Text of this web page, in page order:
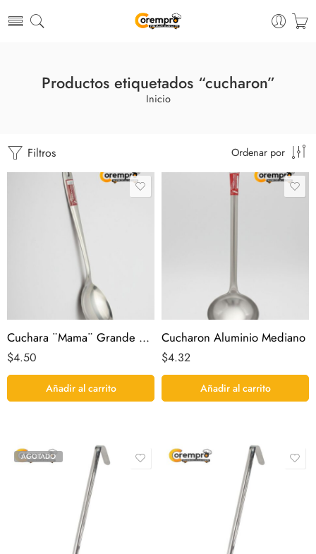
Productos etiquetados “cucharon”
Inicio
Filtros Ordenar por
Cuchara ¨Mama¨ Grande Aluminio
$4.50
Añadir al carrito
Cucharon Aluminio Mediano
$4.32
Añadir al carrito
AGOTADO